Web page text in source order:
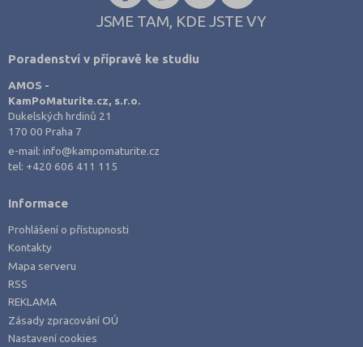
JSME TAM, KDE JSTE VY
Poradenství v přípravě ke studiu
AMOS -
KamPoMaturite.cz, s.r.o.
Dukelských hrdinů 21
170 00 Praha 7
e-mail:info@kampomaturite.cz
tel: +420 606 411 115
Informace
Prohlášení o přístupnosti
Kontakty
Mapa serveru
RSS
REKLAMA
Zásady zpracování OÚ
Nastavení cookies